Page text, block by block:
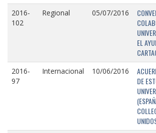
2016-
102
Regional 05/07/2016
EL
2016-
97
Internacional 10/06/2016
DE